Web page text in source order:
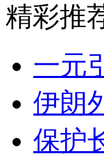
精彩推
一元
伊朗
保护